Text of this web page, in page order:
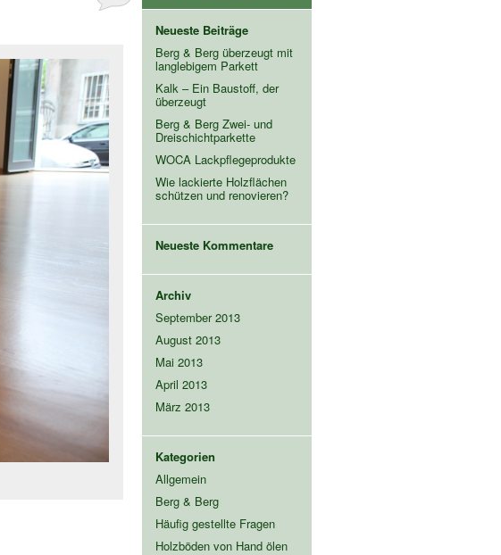
Neueste Beiträge
Berg & Berg überzeugt mit
langlebigem Parkett
Kalk – Ein Baustoff, der
überzeugt
Berg & Berg Zwei- und
Dreischichtparkette
WOCA Lackpflegeprodukte
Wie lackierte Holzflächen
schützen und renovieren?
Neueste Kommentare
Archiv
September 2013
August 2013
Mai 2013
April 2013
März 2013
Kategorien
Allgemein
Berg & Berg
Häufig gestellte Fragen
Holzböden von Hand ölen